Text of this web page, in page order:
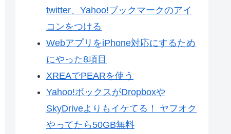
twitter、Yahoo!ブックマークのアイ
コンをつける
WebアプリをiPhone対応にするため
にやった8項目
XREAでPEARを使う
Yahoo!ボックスがDropboxや
SkyDriveよりもイケてる！ ヤフオク
やってたら50GB無料